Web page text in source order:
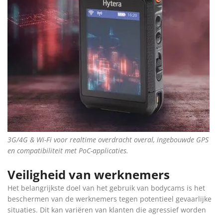
3G/4G & Wi-Fi voor realtime overdracht overal, ingebouwde GPS
en compatibiliteit met PoC-applicaties.
Veiligheid van werknemers
Het belangrijkste doel van het gebruik van bodycams is het
beschermen van de werknemers tegen potentieel gevaarlijke
situaties. Dit kan variëren van klanten die agressief worden